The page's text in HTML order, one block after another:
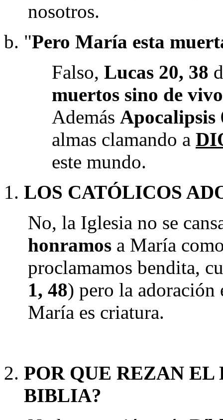
nosotros.
"Pero María esta
Falso, Lucas 20, 38
muertos sino de
Además Apocalipsis
almas clamando a
este mundo.
LOS CATÓLICOS
No, la Iglesia no se
honramos a María
proclamamos bendita,
1, 48) pero la
María es criatura.
POR QUE REZAN EL
BIBLIA?